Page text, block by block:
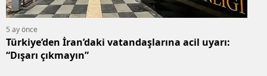
5 ay önce
Türkiye’den İran’daki vatandaşlarına acil uyarı:
“Dışarı çıkmayın”